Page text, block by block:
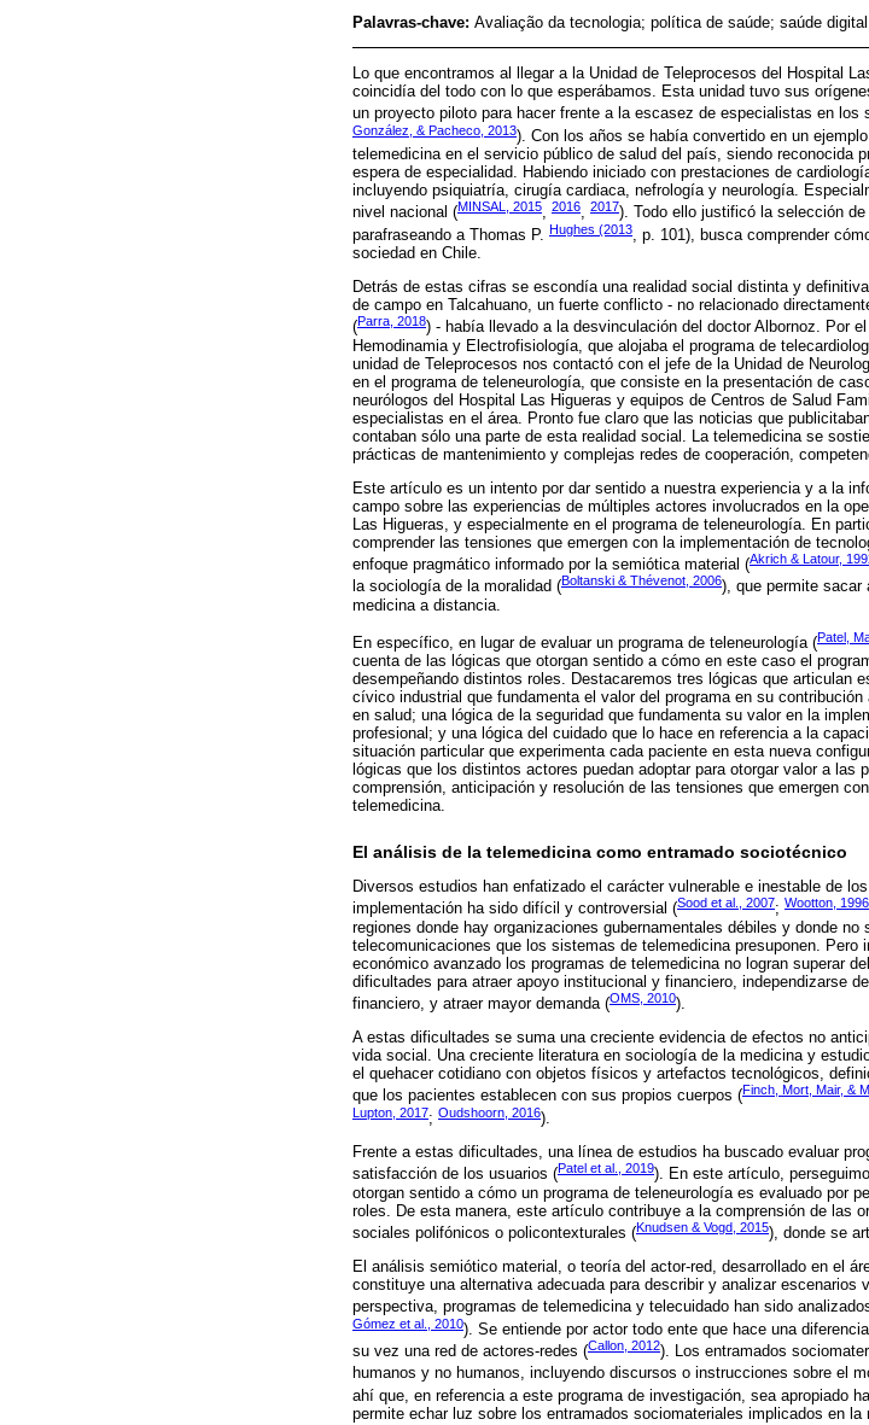
Palavras-chave: Avaliação da tecnologia; política de saúde; saúde
Lo que encontramos al llegar a la Unidad de Teleprocesos del Hospital
coincidía del todo con lo que esperábamos. Esta unidad tuvo sus
un proyecto piloto para hacer frente a la escasez de especialistas en
González, & Pacheco, 2013). Con los años se había convertido en un
telemedicina en el servicio público de salud del país, siendo reconocida
espera de especialidad. Habiendo iniciado con prestaciones de
incluyendo psiquiatría, cirugía cardiaca, nefrología y neurología.
nivel nacional (MINSAL, 2015, 2016, 2017). Todo ello justificó la selección
parafraseando a Thomas P. Hughes (2013
, p. 101), busca comprender
sociedad en Chile.
Detrás de estas cifras se escondía una realidad social distinta y
de campo en Talcahuano, un fuerte conflicto - no relacionado
(Parra, 2018) - había llevado a la desvinculación del doctor Albornoz. Por
Hemodinamia y Electrofisiología, que alojaba el programa de
unidad de Teleprocesos nos contactó con el jefe de la Unidad de
en el programa de teleneurología, que consiste en la presentación de
neurólogos del Hospital Las Higueras y equipos de Centros de Salud
especialistas en el área. Pronto fue claro que las noticias que
contaban sólo una parte de esta realidad social. La telemedicina se
prácticas de mantenimiento y complejas redes de cooperación,
Este artículo es un intento por dar sentido a nuestra experiencia y a la
campo sobre las experiencias de múltiples actores involucrados en la
Las Higueras, y especialmente en el programa de teleneurología. En
comprender las tensiones que emergen con la implementación de
enfoque pragmático informado por la semiótica material (Akrich & Latour,
la sociología de la moralidad (Boltanski & Thévenot, 2006), que permite sacar
medicina a distancia.
En específico, en lugar de evaluar un programa de teleneurología (Patel,
cuenta de las lógicas que otorgan sentido a cómo en este caso el
desempeñando distintos roles. Destacaremos tres lógicas que articulan
cívico industrial que fundamenta el valor del programa en su
en salud; una lógica de la seguridad que fundamenta su valor en la
profesional; y una lógica del cuidado que lo hace en referencia a la
situación particular que experimenta cada paciente en esta nueva
lógicas que los distintos actores puedan adoptar para otorgar valor a las
comprensión, anticipación y resolución de las tensiones que emergen
telemedicina.
El análisis de la telemedicina como entramado sociotécnico
Diversos estudios han enfatizado el carácter vulnerable e inestable de
implementación ha sido difícil y controversial (Sood et al., 2007; Wootton, 1996
regiones donde hay organizaciones gubernamentales débiles y donde
telecomunicaciones que los sistemas de telemedicina presuponen.
económico avanzado los programas de telemedicina no logran superar
dificultades para atraer apoyo institucional y financiero, independizarse
financiero, y atraer mayor demanda (OMS, 2010).
A estas dificultades se suma una creciente evidencia de efectos no
vida social. Una creciente literatura en sociología de la medicina y
el quehacer cotidiano con objetos físicos y artefactos tecnológicos,
que los pacientes establecen con sus propios cuerpos (Finch, Mort, Mair, &
Lupton, 2017; Oudshoorn, 2016).
Frente a estas dificultades, una línea de estudios ha buscado evaluar
satisfacción de los usuarios (Patel et al., 2019). En este artículo,
otorgan sentido a cómo un programa de teleneurología es evaluado por
roles. De esta manera, este artículo contribuye a la comprensión de las
sociales polifónicos o policontexturales (Knudsen & Vogd, 2015), donde se
El análisis semiótico material, o teoría del actor-red, desarrollado en el
constituye una alternativa adecuada para describir y analizar
perspectiva, programas de telemedicina y telecuidado han sido
Gómez et al., 2010). Se entiende por actor todo ente que hace una
su vez una red de actores-redes (Callon, 2012). Los entramados
humanos y no humanos, incluyendo discursos o instrucciones sobre el
ahí que, en referencia a este programa de investigación, sea apropiado
permite echar luz sobre los entramados sociomateriales implicados en